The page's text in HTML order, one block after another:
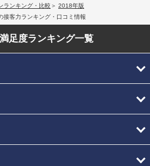
ランキング・比較
2018年版
接客力ランキング・口コミ情報
足度ランキング一覧